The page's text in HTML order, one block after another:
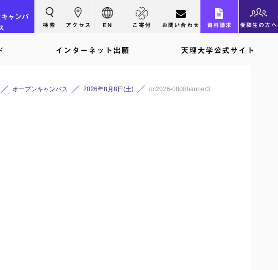
キャンパ
検索 アクセス EN ご寄付 お問い合わせ 資料請求 受験生の方へ
インターネット出願 天理大学公式サイト
オープンキャンパス 2026年8月8日(土) oc2026-0808banner3